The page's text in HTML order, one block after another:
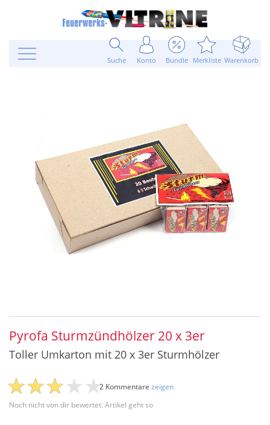
Suche Konto Bundle Merkliste Warenkorb
Pyrofa Sturmzündhölzer 20 x 3er
Toller Umkarton mit 20 x 3er Sturmhölzer
Noch nicht von dir bewertet: Artikel geht so
2 Kommentare zeigen